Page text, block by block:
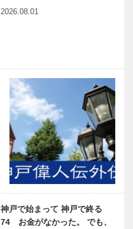
2026.08.01
神戸で始まって 神戸で終る
74 お金がなかった。 でも、